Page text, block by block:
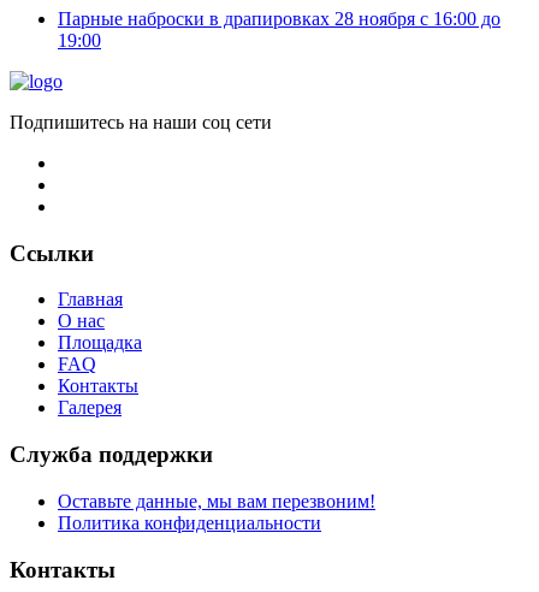
Парные наброски в драпировках 28 ноября с 16:00 до
19:00
Подпишитесь на наши соц сети
Ссылки
Главная
О нас
Площадка
FAQ
Контакты
Галерея
Служба поддержки
Оставьте данные, мы вам перезвоним!
Политика конфиденциальности
Контакты